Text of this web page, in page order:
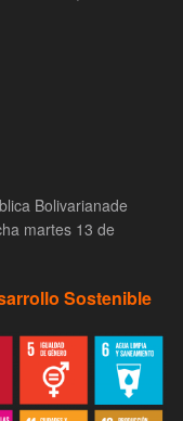
Bolivarianade
martes 13 de
Sostenible